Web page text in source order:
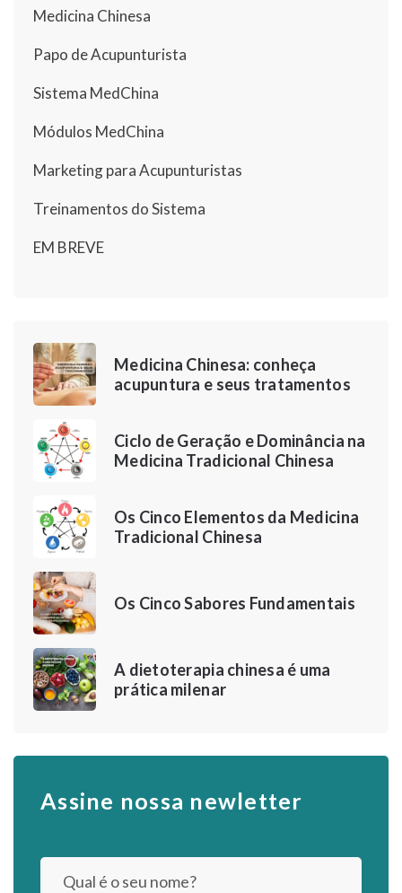
Medicina Chinesa
Papo de Acupunturista
Sistema MedChina
Módulos MedChina
Marketing para Acupunturistas
Treinamentos do Sistema
EM BREVE
Medicina Chinesa: conheça
acupuntura e seus tratamentos
Ciclo de Geração e Dominância na
Medicina Tradicional Chinesa
Os Cinco Elementos da Medicina
Tradicional Chinesa
Os Cinco Sabores Fundamentais
A dietoterapia chinesa é uma
prática milenar
Assine nossa newletter